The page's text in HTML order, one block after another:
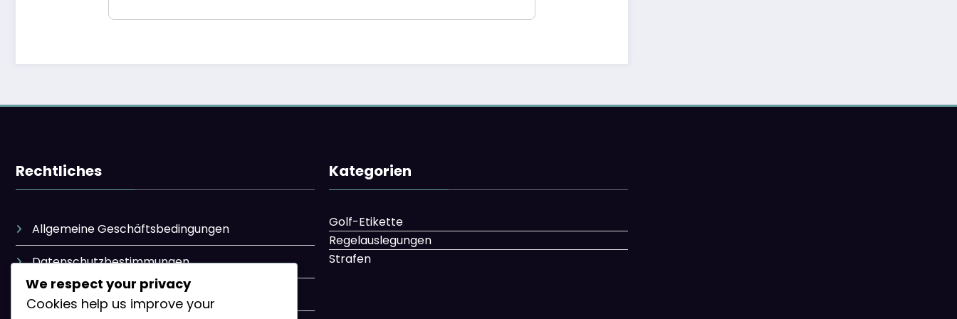
Rechtliches
Allgemeine Geschäftsbedingungen
Datenschutzbestimmungen
Kontakt
Kategorien
Golf-Etikette
Regelauslegungen
Strafen
We respect your privacy
Cookies help us improve your